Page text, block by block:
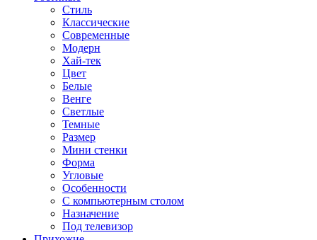
Стиль
Классические
Современные
Модерн
Хай-тек
Цвет
Белые
Венге
Светлые
Темные
Размер
Мини стенки
Форма
Угловые
Особенности
С компьютерным столом
Назначение
Под телевизор